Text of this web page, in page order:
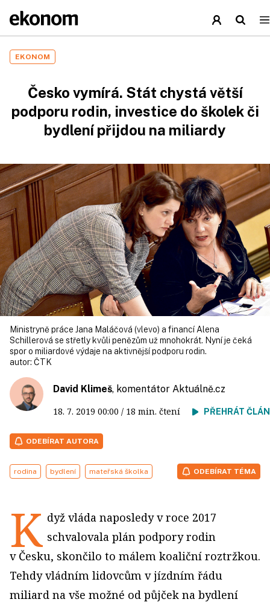
EKONOM
Česko vymírá. Stát chystá větší
podporu rodin, investice do školek či
bydlení přijdou na miliardy
Ministryně práce Jana Maláčová (vlevo) a fi­nancí Alena
Schillerová se střetly kvůli penězům už mnohokrát. Nyní je čeká
spor o miliardové výdaje na aktivnější podporu rodin.
autor: ČTK
David Klimeš, komentátor Aktuálně.cz
18. 7. 2019 00:00 / 18 min. čtení PŘEHRÁT
ODEBÍRAT AUTORA
rodina bydlení mateřská školka ODEBÍRAT TÉMA
K dyž vláda naposledy v roce 2017
schvalovala plán podpory rodin
v Česku, skončilo to málem koaliční roztržkou.
Tehdy vládním lidovcům v jízdním řádu
miliard na vše možné od půjček na bydlení